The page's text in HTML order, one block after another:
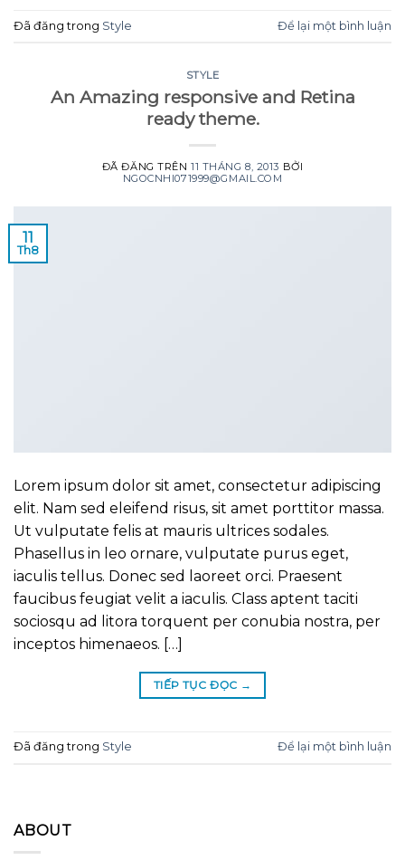
Đã đăng trong Style Để lại một bình luận
STYLE
An Amazing responsive and Retina
ready theme.
ĐÃ ĐĂNG TRÊN11 THÁNG 8, 2013 BỞI
NGOCNHI071999@GMAIL.COM
11
Th8
Lorem ipsum dolor sit amet, consectetur adipiscing
elit. Nam sed eleifend risus, sit amet porttitor massa.
Ut vulputate felis at mauris ultrices sodales.
Phasellus in leo ornare, vulputate purus eget,
iaculis tellus. Donec sed laoreet orci. Praesent
faucibus feugiat velit a iaculis. Class aptent taciti
sociosqu ad litora torquent per conubia nostra, per
inceptos himenaeos. […]
TIẾP TỤC ĐỌC →
Đã đăng trong Style Để lại một bình luận
ABOUT